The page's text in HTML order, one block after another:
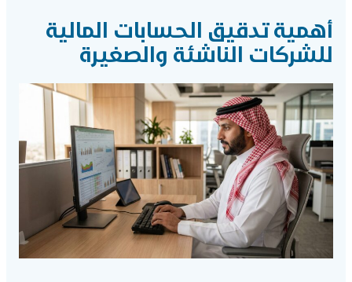
أهمية تدقيق الحسابات المالية
للشركات الناشئة والصغيرة